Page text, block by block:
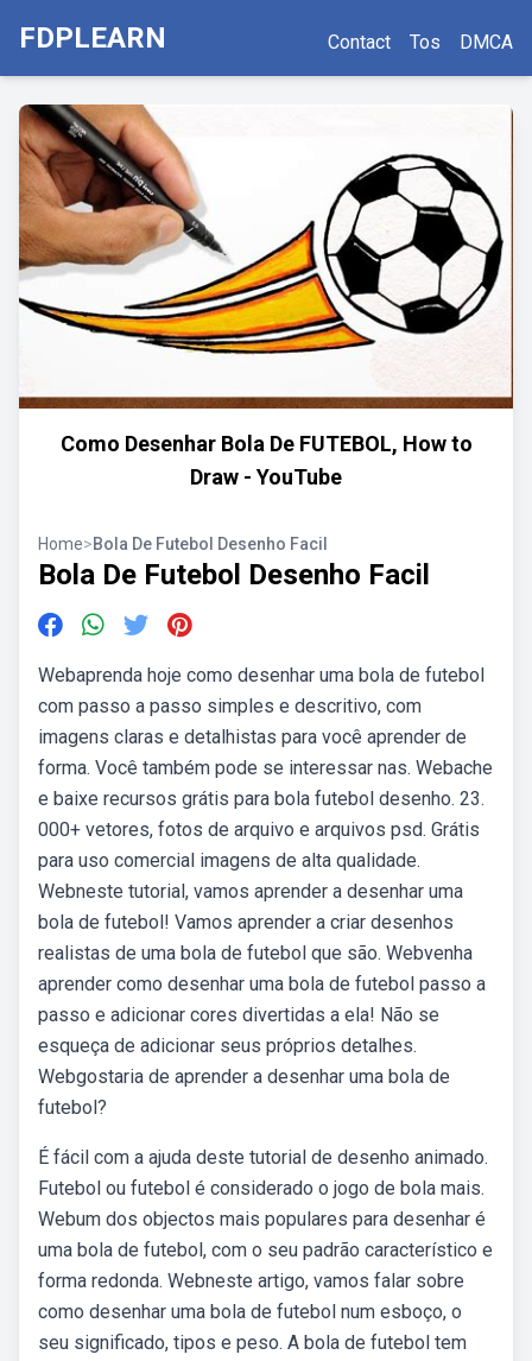
FDPLEARN Contact Tos DMCA
Como Desenhar Bola De FUTEBOL, How to
Draw - YouTube
Home>Bola De Futebol Desenho Facil
Bola De Futebol Desenho Facil
Webaprenda hoje como desenhar uma bola de futebol
com passo a passo simples e descritivo, com
imagens claras e detalhistas para você aprender de
forma. Você também pode se interessar nas. Webache
e baixe recursos grátis para bola futebol desenho. 23.
000+ vetores, fotos de arquivo e arquivos psd. Grátis
para uso comercial imagens de alta qualidade.
Webneste tutorial, vamos aprender a desenhar uma
bola de futebol! Vamos aprender a criar desenhos
realistas de uma bola de futebol que são. Webvenha
aprender como desenhar uma bola de futebol passo a
passo e adicionar cores divertidas a ela! Não se
esqueça de adicionar seus próprios detalhes.
Webgostaria de aprender a desenhar uma bola de
futebol?
É fácil com a ajuda deste tutorial de desenho animado.
Futebol ou futebol é considerado o jogo de bola mais.
Webum dos objectos mais populares para desenhar é
uma bola de futebol, com o seu padrão característico e
forma redonda. Webneste artigo, vamos falar sobre
como desenhar uma bola de futebol num esboço, o
seu significado, tipos e peso. A bola de futebol tem